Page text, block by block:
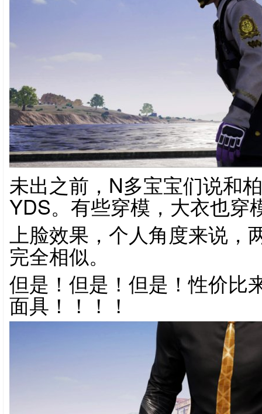
未出之前，N多宝宝们说和
YDS。有些穿模，大衣也穿
上脸效果，个人角度来说，
完全相似。
但是！但是！但是！性价比
面具！！！！